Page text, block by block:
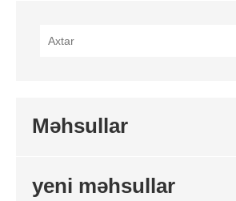
Məhsullar
yeni məhsullar